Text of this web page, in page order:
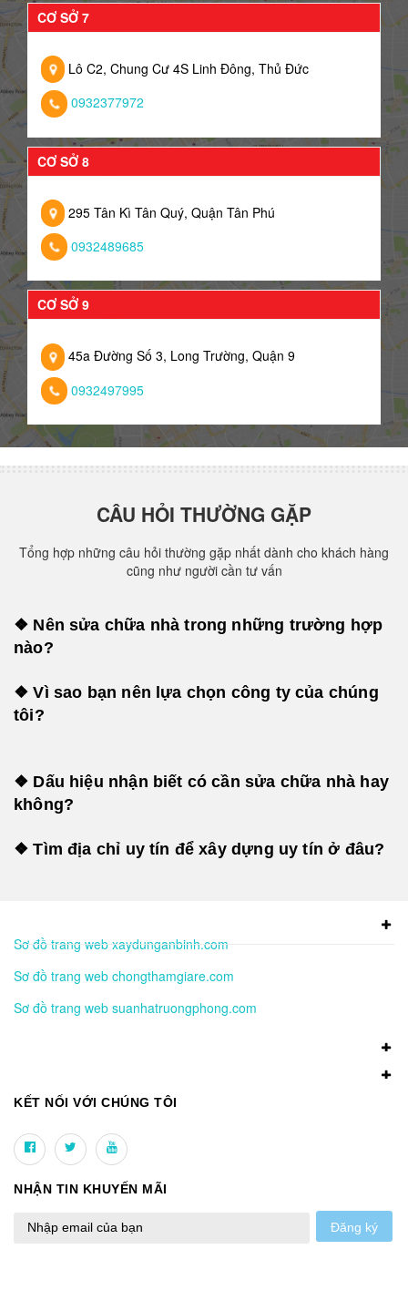
CƠ SỞ 7
Lô C2, Chung Cư 4S Linh Đông, Thủ Đức
0932377972
CƠ SỞ 8
295 Tân Kì Tân Quý, Quận Tân Phú
0932489685
CƠ SỞ 9
45a Đường Số 3, Long Trường, Quận 9
0932497995
CÂU HỎI THƯỜNG GẶP
Tổng hợp những câu hỏi thường gặp nhất dành cho khách hàng
cũng như người cần tư vấn
❖ Nên sửa chữa nhà trong những trường hợp
nào?
❖ Vì sao bạn nên lựa chọn công ty của chúng
tôi?
❖ Dấu hiệu nhận biết có cần sửa chữa nhà hay
không?
❖ Tìm địa chỉ uy tín để xây dựng uy tín ở đâu?
Sơ đồ trang web xaydunganbinh.com
Sơ đồ trang web chongthamgiare.com
Sơ đồ trang web suanhatruongphong.com
KẾT NỐI VỚI CHÚNG TÔI
NHẬN TIN KHUYẾN MÃI
Đăng ký